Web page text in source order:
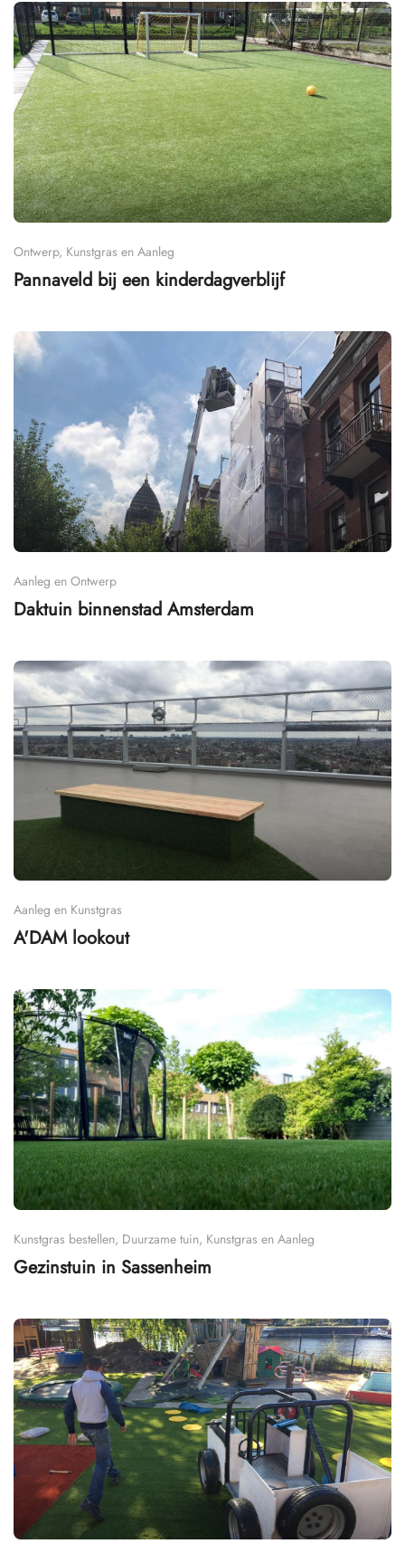
Ontwerp, Kunstgras en Aanleg
Pannaveld bij een kinderdagverblijf
Aanleg en Ontwerp
Daktuin binnenstad Amsterdam
Aanleg en Kunstgras
A'DAM lookout
Kunstgras bestellen, Duurzame tuin, Kunstgras en Aanleg
Gezinstuin in Sassenheim